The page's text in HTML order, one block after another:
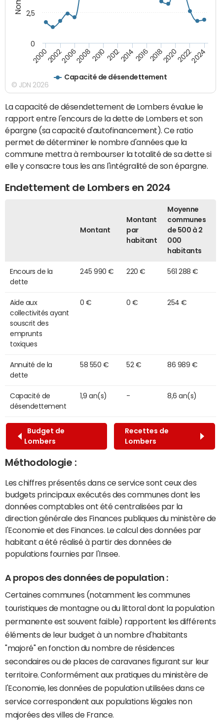
Capacité de désendettement
20002002200620082010 2012201420162018202020222024
0
2,5
© JDN 2026
La capacité de désendettement de Lombers évalue le
rapport entre l'encours de la dette de Lombers et son
épargne (sa capacité d'autofinancement). Ce ratio
permet de déterminer le nombre d'années que la
commune mettra à rembourser la totalité de sa dette si
elle y consacre tous les ans l'intégralité de son épargne.
Endettement de Lombers en 2024
Montant
Montant
par
habitant
Moyenne
communes
de 500 à 2
000
habitants
Encours de la
dette
245 990 € 220 € 561 288 €
Aide aux
collectivités ayant
souscrit des
emprunts
toxiques
0 € 0 € 254 €
Annuité de la
dette
58 550 € 52 € 86 989 €
Capacité de
désendettement
1,9 an(s) - 8,6 an(s)
Budget de
Lombers
Recettes de
Lombers
Méthodologie :
Les chiffres présentés dans ce service sont ceux des
budgets principaux exécutés des communes dont les
données comptables ont été centralisées par la
direction générale des Finances publiques du ministère de
l'Economie et des Finances. Le calcul des données par
habitant a été réalisé à partir des données de
populations fournies par l'Insee.
A propos des données de population :
Certaines communes (notamment les communes
touristiques de montagne ou du littoral dont la population
permanente est souvent faible) rapportent les différents
éléments de leur budget à un nombre d'habitants
"majoré" en fonction du nombre de résidences
secondaires ou de places de caravanes figurant sur leur
territoire. Conformément aux pratiques du ministère de
l'Economie, les données de population utilisées dans ce
service correspondent aux populations légales non
majorées des villes de France.